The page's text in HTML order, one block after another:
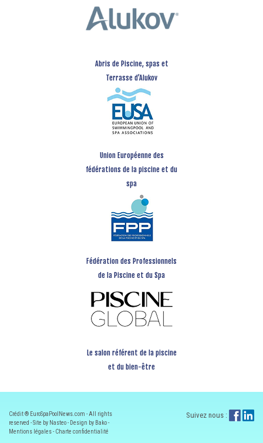
Abris de Piscine, spas et
Terrasse d’Alukov
Union Européenne des
fédérations de la piscine et du
spa
Fédération des Professionnels
de la Piscine et du Spa
Le salon référent de la piscine
et du bien-être
Crédit ® EuroSpaPoolNews.com - All rights
reserved - Site by Nasteo - Design by Bako -
Mentions légales-Charte confidentialité
Suivez nous :